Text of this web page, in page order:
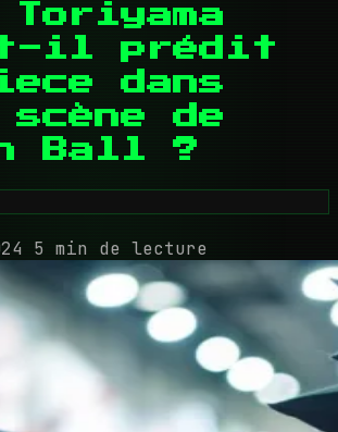
il prédit
dans
de
Ball ?
5 min de lecture